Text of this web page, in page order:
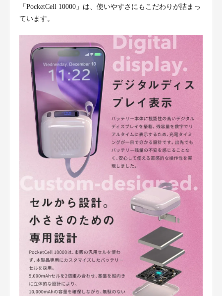
「PocketCell 10000」は、使いやすさにもこだわりが詰まっ
ています。